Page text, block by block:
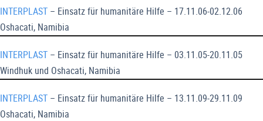
INTERPLAST – Einsatz für humanitäre Hilfe – 17.11.06-02.12.06
Oshacati, Namibia
INTERPLAST – Einsatz für humanitäre Hilfe – 03.11.05-20.11.05
Windhuk und Oshacati, Namibia
INTERPLAST – Einsatz für humanitäre Hilfe – 13.11.09-29.11.09
Oshacati, Namibia